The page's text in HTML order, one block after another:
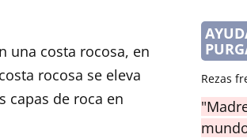
una costa rocosa, en
rocosa se eleva
capas de roca en
Rezas